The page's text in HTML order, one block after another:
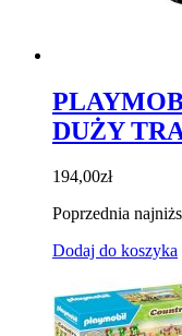
DUŻY
194,00zł
Poprzednia
Dodaj do koszyka